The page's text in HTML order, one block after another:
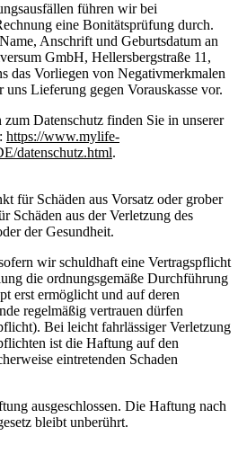
führen wir bei
eine Bonitätsprüfung durch.
Anschrift und Geburtsdatum an
GmbH, Hellersbergstraße 11,
das Vorliegen von Negativmerkmalen
uns Lieferung gegen Vorauskasse vor.
Datenschutz finden Sie in unserer
https://www.mylife-
datenschutz.html.
für Schäden aus Vorsatz oder grober
Schäden aus der Verletzung des
der Gesundheit.
wir schuldhaft eine Vertragspflicht
die ordnungsgemäße Durchführung
erst ermöglicht und auf deren
regelmäßig vertrauen dürfen
Bei leicht fahrlässiger Verletzung
ist die Haftung auf den
eintretenden Schaden
ausgeschlossen. Die Haftung nach
bleibt unberührt.